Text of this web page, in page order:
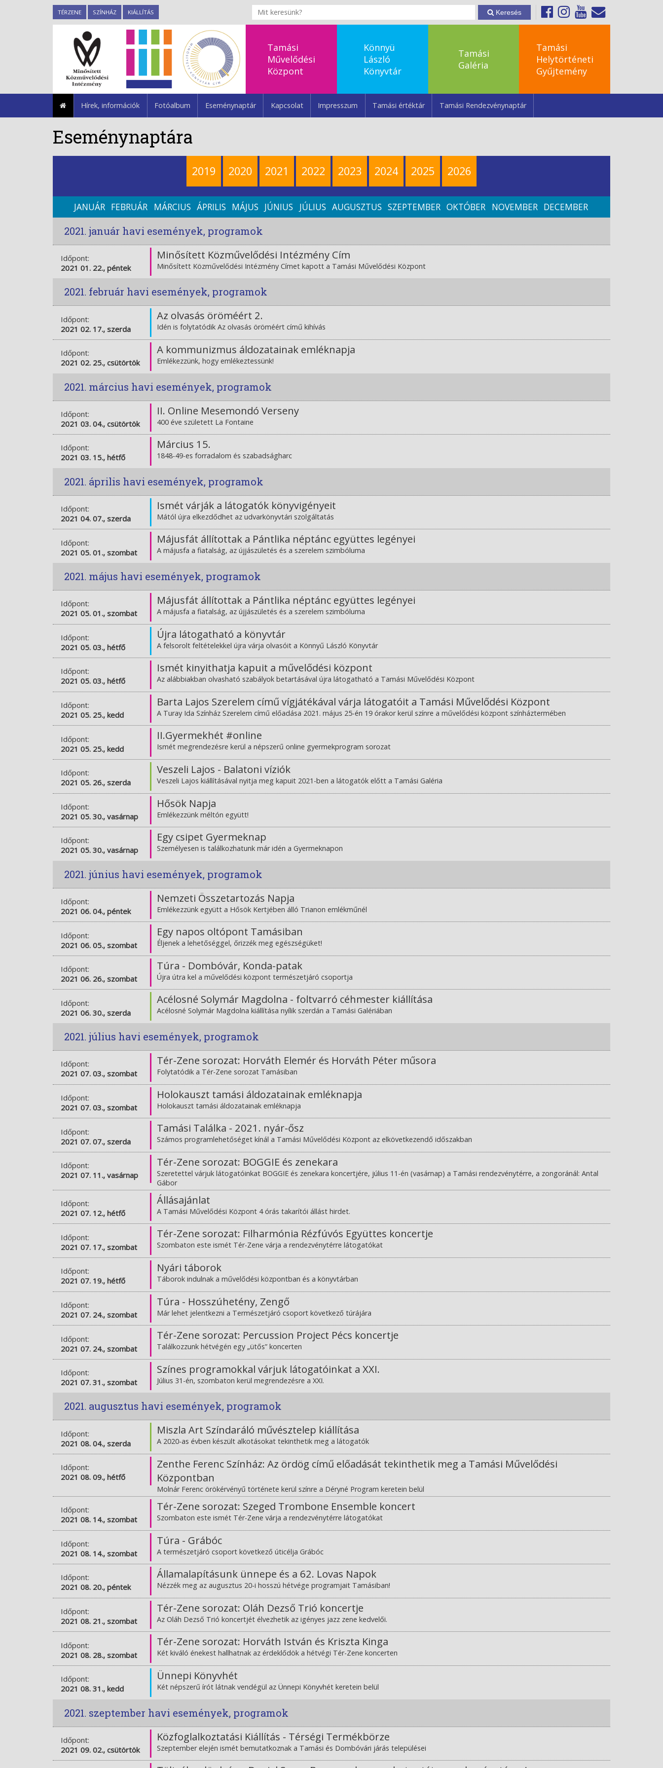
TÉRZENE SZÍNHÁZ KIÁLLÍTÁS Keresés
Tamási
Művelődési
Központ
Könnyü
László
Könyvtár
Tamási
Galéria
Tamási
Helytörténeti
Gyűjtemény
Hírek, információk Fotóalbum Eseménynaptár Kapcsolat Impresszum Tamási értéktár Tamási Rendezvénynaptár
Eseménynaptára
2019 2020 2021 2022 2023 2024 2025 2026
JANUÁR FEBRUÁR MÁRCIUS ÁPRILIS MÁJUS JÚNIUS JÚLIUS AUGUSZTUS SZEPTEMBER OKTÓBER NOVEMBER DECEMBER
2021. január havi események, programok
Időpont:
2021 01. 22., péntek
Minősített Közművelődési Intézmény Cím
Minősített Közművelődési Intézmény Címet kapott a Tamási Művelődési Központ
2021. február havi események, programok
Időpont:
2021 02. 17., szerda
Az olvasás öröméért 2.
Idén is folytatódik Az olvasás öröméért című kihívás
Időpont:
2021 02. 25., csütörtök
A kommunizmus áldozatainak emléknapja
Emlékezzünk, hogy emlékeztessünk!
2021. március havi események, programok
Időpont:
2021 03. 04., csütörtök
II. Online Mesemondó Verseny
400 éve született La Fontaine
Időpont:
2021 03. 15., hétfő
Március 15.
1848-49-es forradalom és szabadságharc
2021. április havi események, programok
Időpont:
2021 04. 07., szerda
Ismét várják a látogatók könyvigényeit
Mától újra elkezdődhet az udvarkönyvtári szolgáltatás
Időpont:
2021 05. 01., szombat
Májusfát állítottak a Pántlika néptánc együttes legényei
A májusfa a fiatalság, az újjászületés és a szerelem szimbóluma
2021. május havi események, programok
Időpont:
2021 05. 01., szombat
Májusfát állítottak a Pántlika néptánc együttes legényei
A májusfa a fiatalság, az újjászületés és a szerelem szimbóluma
Időpont:
2021 05. 03., hétfő
Újra látogatható a könyvtár
A felsorolt feltételekkel újra várja olvasóit a Könnyű László Könyvtár
Időpont:
2021 05. 03., hétfő
Ismét kinyithatja kapuit a művelődési központ
Az alábbiakban olvasható szabályok betartásával újra látogatható a Tamási Művelődési Központ
Időpont:
2021 05. 25., kedd
Barta Lajos Szerelem című vígjátékával várja látogatóit a Tamási Művelődési Központ
A Turay Ida Színház Szerelem című előadása 2021. május 25-én 19 órakor kerül színre a művelődési központ színháztermében
Időpont:
2021 05. 25., kedd
II.Gyermekhét #online
Ismét megrendezésre kerül a népszerű online gyermekprogram sorozat
Időpont:
2021 05. 26., szerda
Veszeli Lajos - Balatoni víziók
Veszeli Lajos kiállításával nyitja meg kapuit 2021-ben a látogatók előtt a Tamási Galéria
Időpont:
2021 05. 30., vasárnap
Hősök Napja
Emlékezzünk méltón együtt!
Időpont:
2021 05. 30., vasárnap
Egy csipet Gyermeknap
Személyesen is találkozhatunk már idén a Gyermeknapon
2021. június havi események, programok
Időpont:
2021 06. 04., péntek
Nemzeti Összetartozás Napja
Emlékezzünk együtt a Hősök Kertjében álló Trianon emlékműnél
Időpont:
2021 06. 05., szombat
Egy napos oltópont Tamásiban
Éljenek a lehetőséggel, őrizzék meg egészségüket!
Időpont:
2021 06. 26., szombat
Túra - Dombóvár, Konda-patak
Újra útra kel a művelődési központ természetjáró csoportja
Időpont:
2021 06. 30., szerda
Acélosné Solymár Magdolna - foltvarró céhmester kiállítása
Acélosné Solymár Magdolna kiállítása nyílik szerdán a Tamási Galériában
2021. július havi események, programok
Időpont:
2021 07. 03., szombat
Tér-Zene sorozat: Horváth Elemér és Horváth Péter műsora
Folytatódik a Tér-Zene sorozat Tamásiban
Időpont:
2021 07. 03., szombat
Holokauszt tamási áldozatainak emléknapja
Holokauszt tamási áldozatainak emléknapja
Időpont:
2021 07. 07., szerda
Tamási Találka - 2021. nyár-ősz
Számos programlehetőséget kínál a Tamási Művelődési Központ az elkövetkezendő időszakban
Időpont:
2021 07. 11., vasárnap
Tér-Zene sorozat: BOGGIE és zenekara
Szeretettel várjuk látogatóinkat BOGGIE és zenekara koncertjére, július 11-én (vasárnap) a Tamási rendezvénytérre, a zongoránál: Antal
Gábor
Időpont:
2021 07. 12., hétfő
Állásajánlat
A Tamási Művelődési Központ 4 órás takarítói állást hirdet.
Időpont:
2021 07. 17., szombat
Tér-Zene sorozat: Filharmónia Rézfúvós Együttes koncertje
Szombaton este ismét Tér-Zene várja a rendezvénytérre látogatókat
Időpont:
2021 07. 19., hétfő
Nyári táborok
Táborok indulnak a művelődési központban és a könyvtárban
Időpont:
2021 07. 24., szombat
Túra - Hosszúhetény, Zengő
Már lehet jelentkezni a Természetjáró csoport következő túrájára
Időpont:
2021 07. 24., szombat
Tér-Zene sorozat: Percussion Project Pécs koncertje
Találkozzunk hétvégén egy „ütős” koncerten
Időpont:
2021 07. 31., szombat
Színes programokkal várjuk látogatóinkat a XXI.
Július 31-én, szombaton kerül megrendezésre a XXI.
2021. augusztus havi események, programok
Időpont:
2021 08. 04., szerda
Miszla Art Színdaráló művésztelep kiállítása
A 2020-as évben készült alkotásokat tekinthetik meg a látogatók
Időpont:
2021 08. 09., hétfő
Zenthe Ferenc Színház: Az ördög című előadását tekinthetik meg a Tamási Művelődési
Központban
Molnár Ferenc örökérvényű története kerül színre a Déryné Program keretein belül
Időpont:
2021 08. 14., szombat
Tér-Zene sorozat: Szeged Trombone Ensemble koncert
Szombaton este ismét Tér-Zene várja a rendezvénytérre látogatókat
Időpont:
2021 08. 14., szombat
Túra - Grábóc
A természetjáró csoport következő úticélja Grábóc
Időpont:
2021 08. 20., péntek
Államalapításunk ünnepe és a 62. Lovas Napok
Nézzék meg az augusztus 20-i hosszú hétvége programjait Tamásiban!
Időpont:
2021 08. 21., szombat
Tér-Zene sorozat: Oláh Dezső Trió koncertje
Az Oláh Dezső Trió koncertjét élvezhetik az igényes jazz zene kedvelői.
Időpont:
2021 08. 28., szombat
Tér-Zene sorozat: Horváth István és Kriszta Kinga
Két kiváló énekest hallhatnak az érdeklődök a hétvégi Tér-Zene koncerten
Időpont:
2021 08. 31., kedd
Ünnepi Könyvhét
Két népszerű írót látnak vendégül az Ünnepi Könyvhét keretein belül
2021. szeptember havi események, programok
Időpont:
2021 09. 02., csütörtök
Közfoglalkoztatási Kiállítás - Térségi Termékbörze
Szeptember elején ismét bemutatkoznak a Tamási és Dombóvári járás települései